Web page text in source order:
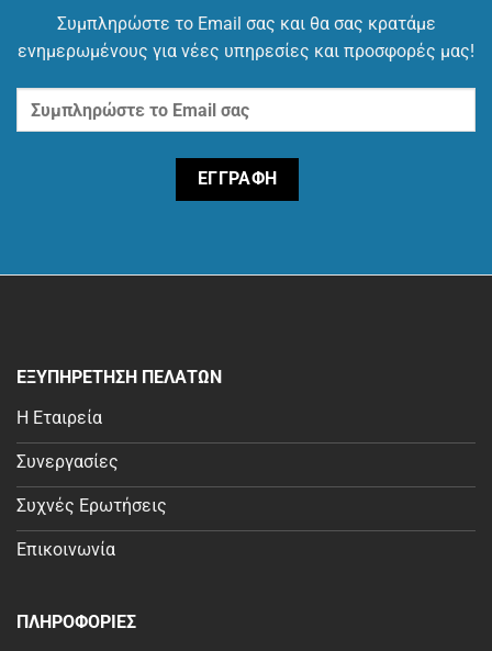
Συμπληρώστε το Email σας και θα σας κρατάμε
ενημερωμένους για νέες υπηρεσίες και προσφορές μας!
ΕΞΥΠΗΡΕΤΗΣΗ ΠΕΛΑΤΩΝ
Η Εταιρεία
Συνεργασίες
Συχνές Ερωτήσεις
Επικοινωνία
ΠΛΗΡΟΦΟΡΙΕΣ